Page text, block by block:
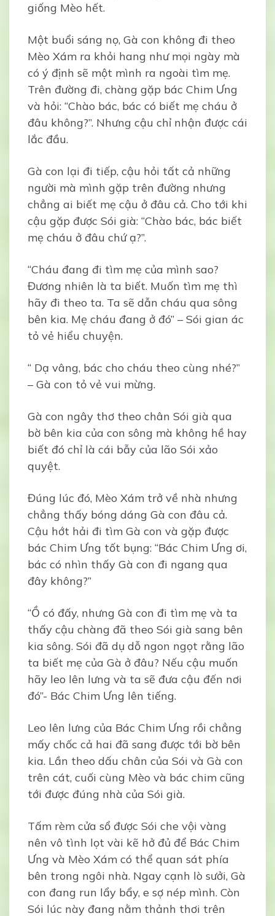
giống Mèo hết.
Một buổi sáng nọ, Gà con không đi theo
Mèo Xám ra khỏi hang như mọi ngày mà
có ý định sẽ một mình ra ngoài tìm mẹ.
Trên đường đi, chàng gặp bác Chim Ưng
và hỏi: “Chào bác, bác có biết mẹ cháu ở
đâu không?”. Nhưng cậu chỉ nhận được cái
lắc đầu.
Gà con lại đi tiếp, cậu hỏi tất cả những
người mà mình gặp trên đường nhưng
chẳng ai biết mẹ cậu ở đâu cả. Cho tới khi
cậu gặp được Sói già: “Chào bác, bác biết
mẹ cháu ở đâu chứ ạ?”.
“Cháu đang đi tìm mẹ của mình sao?
Đương nhiên là ta biết. Muốn tìm mẹ thì
hãy đi theo ta. Ta sẽ dẫn cháu qua sông
bên kia. Mẹ cháu đang ở đó” – Sói gian ác
tỏ vẻ hiểu chuyện.
“ Dạ vâng, bác cho cháu theo cùng nhé?”
– Gà con tỏ vẻ vui mừng.
Gà con ngây thơ theo chân Sói già qua
bờ bên kia của con sông mà không hề hay
biết đó chỉ là cái bẫy của lão Sói xảo
quyệt.
Đúng lúc đó, Mèo Xám trở về nhà nhưng
chẳng thấy bóng dáng Gà con đâu cả.
Cậu hớt hải đi tìm Gà con và gặp được
bác Chim Ưng tốt bụng: “Bác Chim Ưng ơi,
bác có nhìn thấy Gà con đi ngang qua
đây không?”
“Ồ có đấy, nhưng Gà con đi tìm mẹ và ta
thấy cậu chàng đã theo Sói già sang bên
kia sông. Sói đã dụ dỗ ngon ngọt rằng lão
ta biết mẹ của Gà ở đâu? Nếu cậu muốn
hãy leo lên lưng và ta sẽ đưa cậu đến nơi
đó”- Bác Chim Ưng lên tiếng.
Leo lên lưng của Bác Chim Ưng rồi chẳng
mấy chốc cả hai đã sang được tới bờ bên
kia. Lần theo dấu chân của Sói và Gà con
trên cát, cuối cùng Mèo và bác chim cũng
tới được đúng nhà của Sói già.
Tấm rèm cửa sổ được Sói che vội vàng
nên vô tình lọt vài kẽ hở đủ để Bác Chim
Ưng và Mèo Xám có thể quan sát phía
bên trong ngôi nhà. Ngay cạnh lò sưởi, Gà
con đang run lẩy bẩy, e sợ nép mình. Còn
Sói lúc này đang nằm thảnh thơi trên